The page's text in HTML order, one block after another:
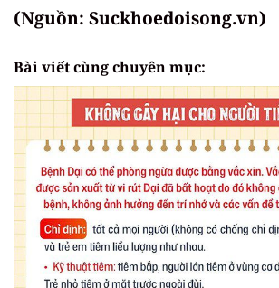
(Nguồn: Suckhoedoisong.vn)
Bài viết cùng chuyên mục: